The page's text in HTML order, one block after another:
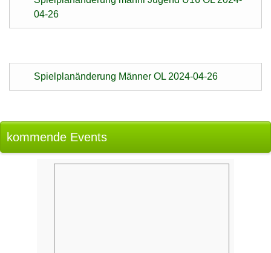
04-26
Spielplanänderung Männer OL 2024-04-26
kommende Events